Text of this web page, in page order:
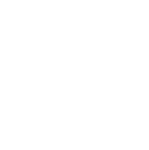
高考倒计时10天！那些努力
数！此时的你，或许充满干